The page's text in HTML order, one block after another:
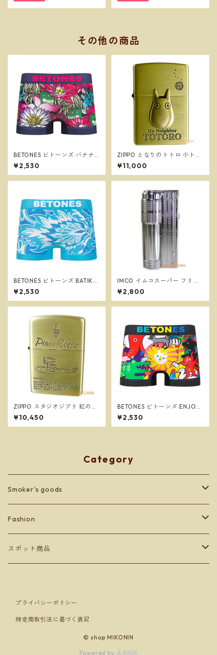
その他の商品
BETONES ビトーンズ バナナ
ワニ園３NAVY メンズ フリー
サイズ ボクサーパンツ ※ネコ
ポスで送料無料※
¥2,530
ZIPPO となりのトトロ 小トト
ロ 3 スタジオジブリ ジッポー
オイルライター NZ-23
¥11,000
BETONES ビトーンズ BATIK2
GREEN メンズ フリーサイズ
ボクサーパンツ ※ネコポスで
送料無料※
¥2,530
IMCO イムコスーパー フリン
ト式 オイルライター 復刻版 ＃
61390
¥2,800
ZIPPO スタジオジブリ 紅の豚
サボイア SAVOIA S-21 2 ジッ
ポー オイルライター NZ-50
¥10,450
BETONES ビトーンズ ENJOY2
BLACK メンズ フリーサイズ
ボクサーパンツ ※ネコポスで
送料無料※
¥2,530
Category
Smoker's goods
zippo
lighter
Fashion
BETONES
Ladey's
Orobianco
スポット商品
プライバシーポリシー
特定商取引法に基づく表記
© shop MIKONIN
Powered by